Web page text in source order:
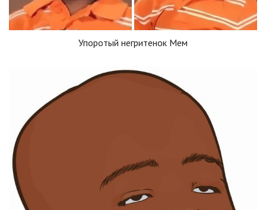
Упоротый негритенок Мем